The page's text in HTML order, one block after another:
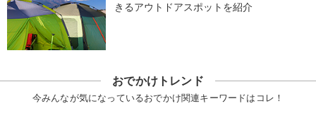
きるアウトドアスポットを紹介
おでかけトレンド
今みんなが気になっているおでかけ関連キーワードはコレ！